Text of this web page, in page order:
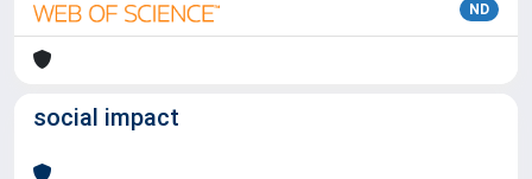
ND
social impact